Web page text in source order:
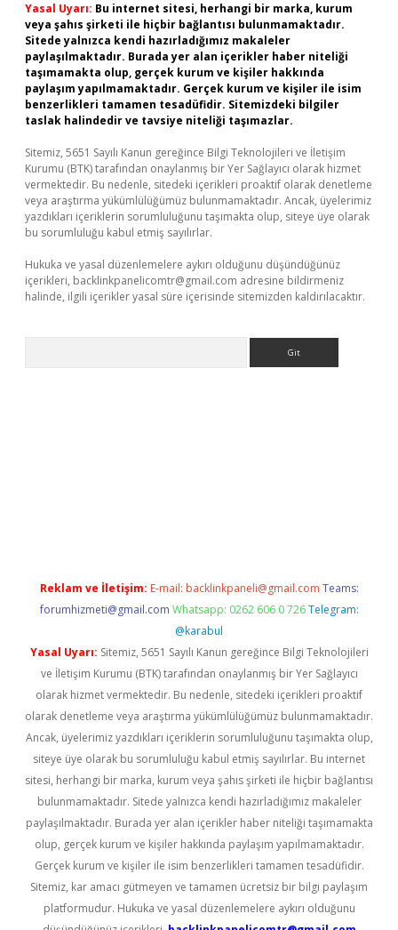
Yasal Uyarı: Bu internet sitesi, herhangi bir marka, kurum
veya şahıs şirketi ile hiçbir bağlantısı bulunmamaktadır.
Sitede yalnızca kendi hazırladığımız makaleler
paylaşılmaktadır. Burada yer alan içerikler haber niteliği
taşımamakta olup, gerçek kurum ve kişiler hakkında
paylaşım yapılmamaktadır. Gerçek kurum ve kişiler ile isim
benzerlikleri tamamen tesadüfidir. Sitemizdeki bilgiler
taslak halindedir ve tavsiye niteliği taşımazlar.
Sitemiz, 5651 Sayılı Kanun gereğince Bilgi Teknolojileri ve İletişim
Kurumu (BTK) tarafından onaylanmış bir Yer Sağlayıcı olarak hizmet
vermektedir. Bu nedenle, sitedeki içerikleri proaktif olarak denetleme
veya araştırma yükümlülüğümüz bulunmamaktadır. Ancak, üyelerimiz
yazdıkları içeriklerin sorumluluğunu taşımakta olup, siteye üye olarak
bu sorumluluğu kabul etmiş sayılırlar.
Hukuka ve yasal düzenlemelere aykırı olduğunu düşündüğünüz
içerikleri, backlinkpanelicomtr@gmail.com adresine bildirmeniz
halinde, ilgili içerikler yasal süre içerisinde sitemizden kaldırılacaktır.
Reklam ve İletişim: E-mail: backlinkpaneli@gmail.com Teams:
forumhizmeti@gmail.com Whatsapp: 0262 606 0 726 Telegram:
@karabul
Yasal Uyarı: Sitemiz, 5651 Sayılı Kanun gereğince Bilgi Teknolojileri
ve İletişim Kurumu (BTK) tarafından onaylanmış bir Yer Sağlayıcı
olarak hizmet vermektedir. Bu nedenle, sitedeki içerikleri proaktif
olarak denetleme veya araştırma yükümlülüğümüz bulunmamaktadır.
Ancak, üyelerimiz yazdıkları içeriklerin sorumluluğunu taşımakta olup,
siteye üye olarak bu sorumluluğu kabul etmiş sayılırlar. Bu internet
sitesi, herhangi bir marka, kurum veya şahıs şirketi ile hiçbir bağlantısı
bulunmamaktadır. Sitede yalnızca kendi hazırladığımız makaleler
paylaşılmaktadır. Burada yer alan içerikler haber niteliği taşımamakta
olup, gerçek kurum ve kişiler hakkında paylaşım yapılmamaktadır.
Gerçek kurum ve kişiler ile isim benzerlikleri tamamen tesadüfidir.
Sitemiz, kar amacı gütmeyen ve tamamen ücretsiz bir bilgi paylaşım
platformudur. Hukuka ve yasal düzenlemelere aykırı olduğunu